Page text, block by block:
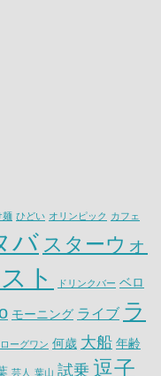
麺 ひどい オリンピック カフェ
バ スターウォ
ト ドリンクバー ベロ
モーニング ライブ ラ
ローグワン 何歳 大船 年齢
芸人 葉山 試乗 逗子